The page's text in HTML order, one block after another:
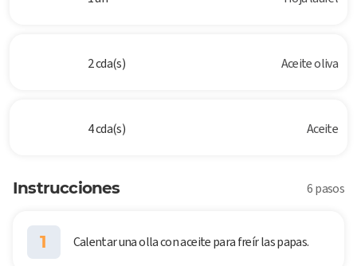
2 cda(s) Aceite oliva
4 cda(s) Aceite
Instrucciones 6 pasos
1 Calentar una olla con aceite para freír las papas.